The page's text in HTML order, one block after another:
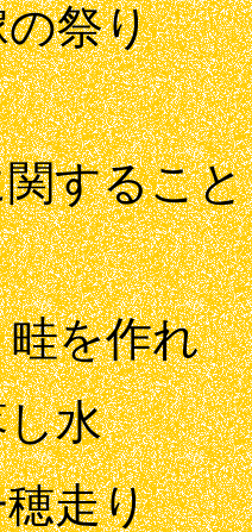
祭り
ること
を作れ
水
走り